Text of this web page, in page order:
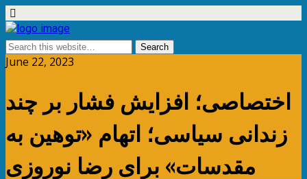
June 22, 2023
اختصاصی؛ افزایش فشار بر چند
زندانی سیاسی؛ اتهام «توهین به
مقدسات» برای رضا نوروزی